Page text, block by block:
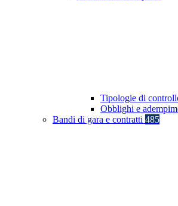
Tipologie di
Obblighi e
Bandi di gara e contratti 485